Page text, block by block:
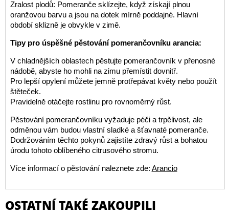
Zralost plodů: Pomeranče sklízejte, když získají plnou
oranžovou barvu a jsou na dotek mírně poddajné. Hlavní
období sklizně je obvykle v zimě.
Tipy pro úspěšné pěstování pomerančovníku arancia:
V chladnějších oblastech pěstujte pomerančovník v přenosné
nádobě, abyste ho mohli na zimu přemístit dovnitř.
Pro lepší opylení můžete jemně protřepávat květy nebo použít
štěteček.
Pravidelně otáčejte rostlinu pro rovnoměrný růst.
Pěstování pomerančovníku vyžaduje péči a trpělivost, ale
odměnou vám budou vlastní sladké a šťavnaté pomeranče.
Dodržováním těchto pokynů zajistíte zdravý růst a bohatou
úrodu tohoto oblíbeného citrusového stromu.
Více informací o pěstování naleznete zde: Arancio
OSTATNÍ TAKÉ ZAKOUPILI